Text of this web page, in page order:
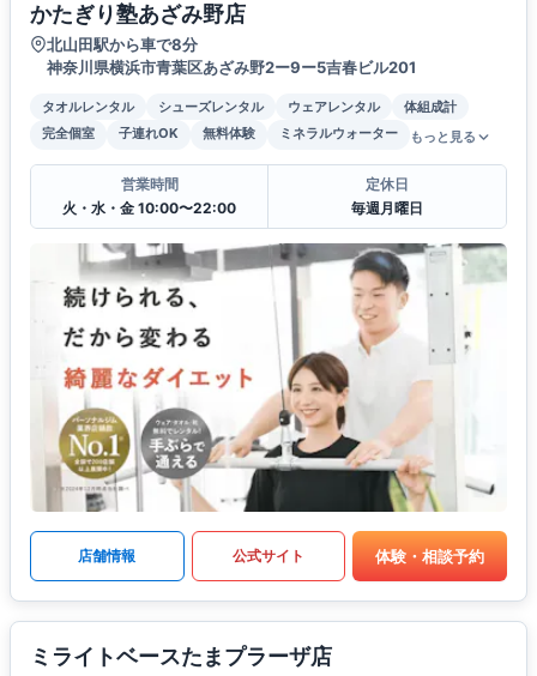
かたぎり塾あざみ野店
北山田駅から車で8分
神奈川県横浜市青葉区あざみ野2ー9ー5吉春ビル201
タオルレンタル シューズレンタル ウェアレンタル
体組成計
完全個室
子連れOK 無料体験 ミネラルウォーター もっと見る
営業時間
火・水・金 10:00〜22:00
定休日
毎週月曜日
店舗情報 公式サイト 体験・相談予約
ミライトベースたまプラーザ店